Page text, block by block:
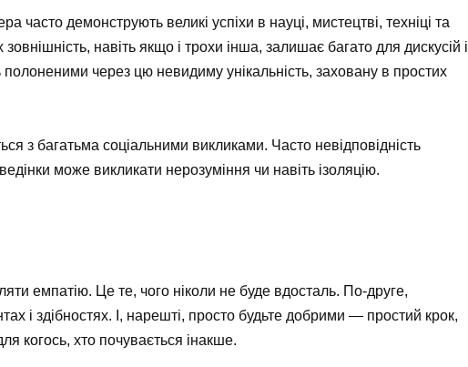
часто демонструють великі успіхи в науці, мистецтві, техніці та
зовнішність, навіть якщо і трохи інша, залишає багато для дискусій і
через цю невидиму унікальність, заховану в простих
з багатьма соціальними викликами. Часто невідповідність
може викликати нерозуміння чи навіть ізоляцію.
емпатію. Це те, чого ніколи не буде вдосталь. По-друге,
і здібностях. І, нарешті, просто будьте добрими — простий крок,
когось, хто почувається інакше.